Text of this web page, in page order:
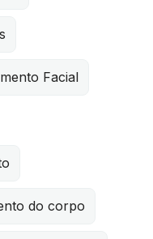
Facial
do corpo